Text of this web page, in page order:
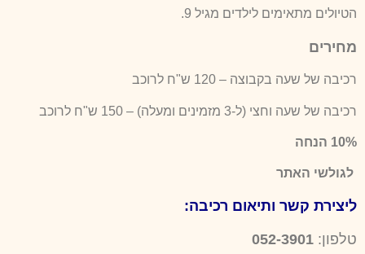
הטיולים מתאימים לילדים מגיל 9.
מחירים
רכיבה של שעה בקבוצה – 120 ש"ח לרוכב
רכיבה של שעה וחצי (ל-3 מזמינים ומעלה) – 150 ש"ח לרוכב
10% הנחה
לגולשי האתר
ליצירת קשר ותיאום רכיבה:
טלפון: 052-3901